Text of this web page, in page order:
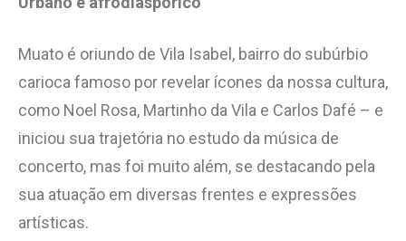
Muato é oriundo de Vila Isabel, bairro do subúrbio
carioca famoso por revelar ícones da nossa cultura,
como Noel Rosa, Martinho da Vila e Carlos Dafé – e
iniciou sua trajetória no estudo da música de
concerto, mas foi muito além, se destacando pela
sua atuação em diversas frentes e expressões
artísticas.